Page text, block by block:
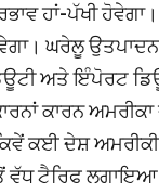
ਹਾਂ-ਪੱਖੀ
ਘਰੇਲੂ
ਅਤੇ ਇੰਪੋਰਟ
ਕਾਰਨ
ਕਈ ਦੇਸ਼
ਟੈਰਿਫ ਲਗਾਇਆ ਹੈ